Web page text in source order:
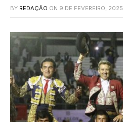
BY REDAÇÃO ON 9 DE FEVEREIRO, 2025